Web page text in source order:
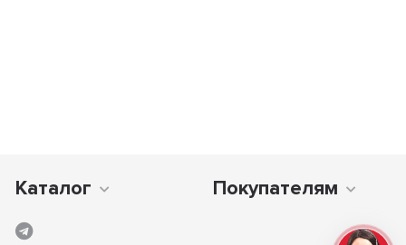
Каталог Покупателям